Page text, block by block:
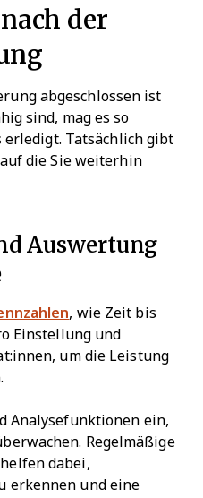
der
abgeschlossen ist
sind, mag es so
Tatsächlich gibt
die Sie weiterhin
Auswertung
, wie Zeit bis
Einstellung und
um die Leistung
Analysefunktionen ein,
Regelmäßige
dabei,
erkennen und eine